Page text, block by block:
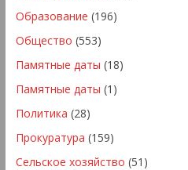
Образование (196)
Общество (553)
Памятные даты (18)
Памятные даты (1)
Политика (28)
Прокуратура (159)
Сельское хозяйство (51)